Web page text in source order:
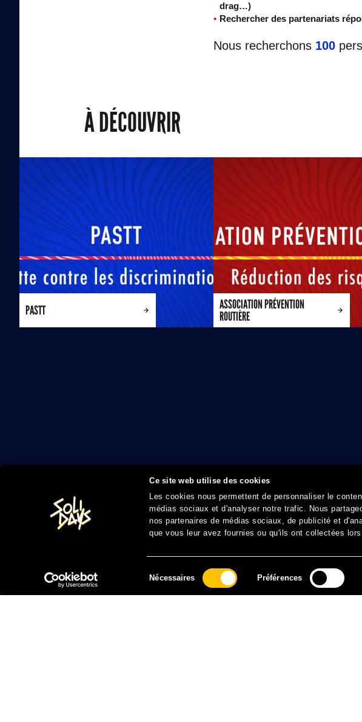
Ce site web utilise des cookies
Les cookies nous permettent de personnaliser le
médias sociaux et d'analyser notre trafic. Nous
nos partenaires de médias sociaux, de publicité et
que vous leur avez fournies ou qu'ils ont collectées
Nécessaires Préférences
drag…)
Rechercher des partenariats
Nous recherchons 100
À DÉCOUVRIR
PASTT
ASSOCIATION PRÉVENTION
ROUTIÈRE